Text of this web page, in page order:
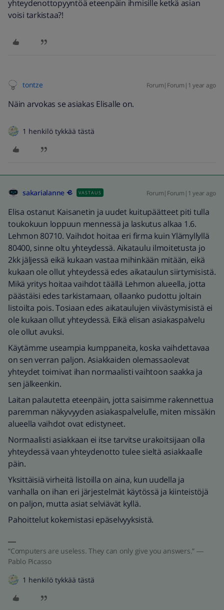
yhteydenottopyyntöä eteenpäin ihmisille ketkä asian
voisi tarkistaa?!
tontze Forum|Forum|1 year ago
Näin arvokas se asiakas Elisalle on.
1 henkilö tykkää tästä
sakarialanne VASTAUS Forum|Forum|1 year ago
Elisa ostanut Kaisanetin ja uudet kuitupäätteet piti tulla
toukokuun loppuun mennessä ja laskutus alkaa 1.6.
Lehmon 80710. Vaihdot hoitaa eri firma kuin Ylämyllyllä
80400, sinne oltu yhteydessä. Aikataulu ilmoitetusta jo
2kk jäljessä eikä kukaan vastaa mihinkään mitään, eikä
kukaan ole ollut yhteydessä edes aikataulun siirtymisistä.
Mikä yritys hoitaa vaihdot täällä Lehmon alueella, jotta
päästäisi edes tarkistamaan, ollaanko pudottu joltain
listoilta pois. Tosiaan edes aikataulujen viivästymisistä ei
ole kukaan ollut yhteydessä. Eikä elisan asiakaspalvelu
ole ollut avuksi.
Käytämme useampia kumppaneita, koska vaihdettavaa
on sen verran paljon. Asiakkaiden olemassaolevat
yhteydet toimivat ihan normaalisti vaihtoon saakka ja
sen jälkeenkin.
Laitan palautetta eteenpäin, jotta saisimme rakennettua
paremman näkyvyyden asiakaspalvelulle, miten missäkin
alueella vaihdot ovat edistyneet.
Normaalisti asiakkaan ei itse tarvitse urakoitsijaan olla
yhteydessä vaan yhteydenotto tulee sieltä asiakkaalle
päin.
Yksittäisiä virheitä listoilla on aina, kun uudella ja
vanhalla on ihan eri järjestelmät käytössä ja kiinteistöjä
on paljon, mutta asiat selviävät kyllä.
Pahoittelut kokemistasi epäselvyyksistä.
“Computers are useless. They can only give you answers.” ―
Pablo Picasso
1 henkilö tykkää tästä